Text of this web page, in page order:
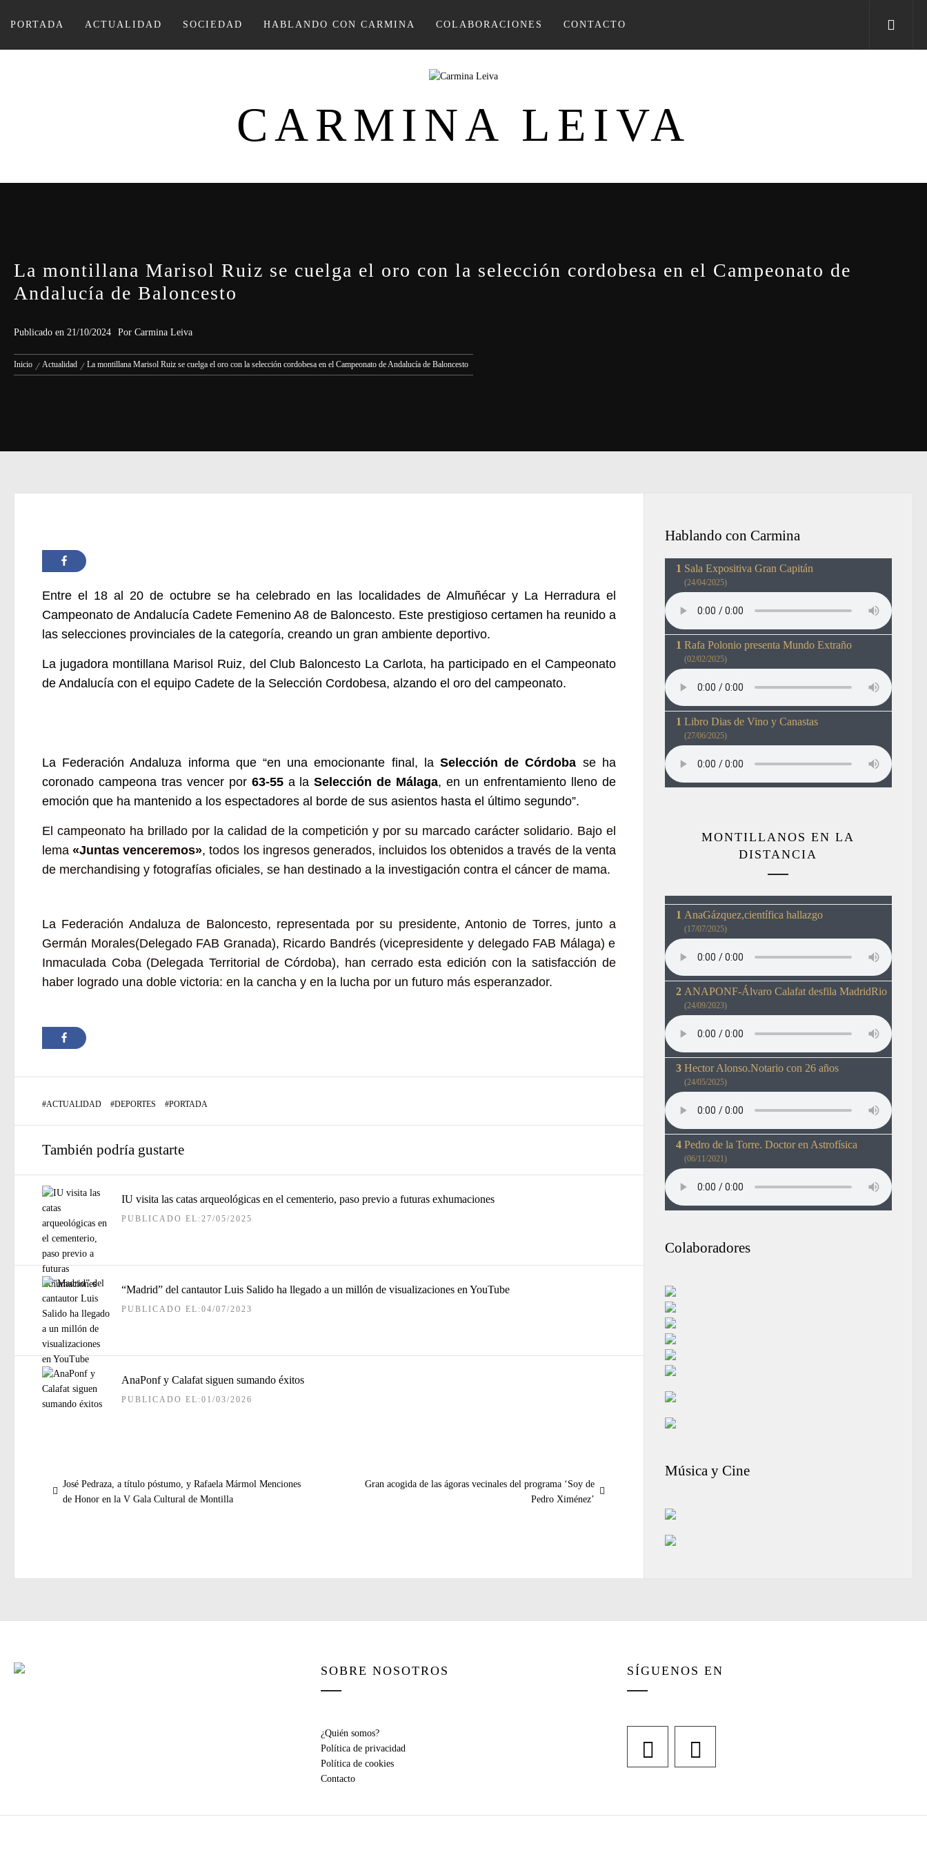
PORTADA ACTUALIDAD SOCIEDAD HABLANDO CON CARMINA COLABORACIONES CONTACTO
CARMINA LEIVA
La montillana Marisol Ruiz se cuelga el oro con la selección cordobesa en el Campeonato de
Andalucía de Baloncesto
Publicado en 21/10/2024 Por Carmina Leiva
Inicio Actualidad La montillana Marisol Ruiz se cuelga el oro con la selección cordobesa en el Campeonato de Andalucía de Baloncesto
Entre el 18 al 20 de octubre se ha celebrado en las localidades deAlmuñécary La Herradura el
Campeonato de Andalucía Cadete Femenino A8 de Baloncesto. Este prestigioso certamen ha reunido a
las selecciones provinciales de la categoría, creando un gran ambiente deportivo.
La jugadora montillana Marisol Ruiz, del Club Baloncesto La Carlota, ha participado en el Campeonato
de Andalucía con el equipo Cadete de la Selección Cordobesa, alzando el oro del campeonato.
La Federación Andaluza informa que “en una emocionante final, la Selección de Córdoba se ha
coronado campeona tras vencer por 63-55 a laSelección de Málaga, en un enfrentamiento lleno de
emoción que ha mantenido a los espectadores al borde de sus asientos hasta el último segundo”.
El campeonato ha brillado por la calidad de la competicióny por su marcado carácter solidario. Bajo el
lema«Juntas venceremos», todos los ingresos generados, incluidos los obtenidos a través de la venta
de merchandising y fotografías oficiales, se han destinado a la investigación contra el cáncer de mama.
La Federación Andaluza de Baloncesto, representada por su presidente, Antonio de Torres, junto a
Germán Morales(Delegado FAB Granada), Ricardo Bandrés (vicepresidente y delegado FAB Málaga) e
Inmaculada Coba (Delegada Territorial de Córdoba), han cerrado esta edición con la satisfacción de
haber logrado una doble victoria: en la cancha y en la lucha por un futuro más esperanzador.
#ACTUALIDAD #DEPORTES #PORTADA
También podría gustarte
IU visita las catas arqueológicas en el cementerio, paso previo a futuras exhumaciones
PUBLICADO EL:27/05/2025
“Madrid” del cantautor Luis Salido ha llegado a un millón de visualizaciones en YouTube
PUBLICADO EL:04/07/2023
AnaPonf y Calafat siguen sumando éxitos
PUBLICADO EL:01/03/2026
de
Entrada
anterior:
José Pedraza, a título póstumo, y Rafaela Mármol Menciones
de Honor en la V Gala Cultural de Montilla
Entrada
Gran acogida de las ágoras vecinales del programa ‘Soy de
Pedro Ximénez’
Hablando con Carmina
Sala Expositiva Gran Capitán
(24/04/2025)
Rafa Polonio presenta Mundo Extraño
(02/02/2025)
Libro Dias de Vino y Canastas
(27/06/2025)
MONTILLANOS EN LA
DISTANCIA
AnaGázquez,científica hallazgo
(17/07/2025)
ANAPONF-Álvaro Calafat desfila MadridRio
(24/09/2023)
Hector Alonso.Notario con 26 años
(24/05/2025)
Pedro de la Torre. Doctor en Astrofísica
(06/11/2021)
Colaboradores
Música y Cine
SOBRE NOSOTROS
¿Quién somos?
Política de privacidad
Política de cookies
Contacto
SÍGUENOS EN